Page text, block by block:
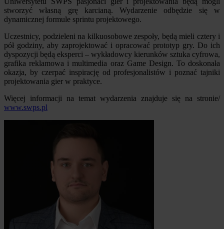
stworzyć własną grę karcianą. Wydarzenie odbędzie się w
dynamicznej formule sprintu projektowego.
Uczestnicy, podzieleni na kilkuosobowe zespoły, będą mieli cztery i
pół godziny, aby zaprojektować i opracować prototyp gry. Do ich
dyspozycji będą eksperci – wykładowcy kierunków sztuka cyfrowa,
grafika reklamowa i multimedia oraz Game Design. To doskonała
okazja, by czerpać inspirację od profesjonalistów i poznać tajniki
projektowania gier w praktyce.
Więcej informacji na temat wydarzenia znajduje się na stronie/
www.swps.pl